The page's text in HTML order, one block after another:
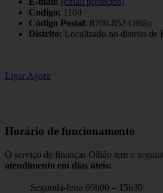
Codigo: 1104
Código Postal: 8700-852 Olhão
Distrito: Localizado no distrito de
Ligar Agora
Horário de funcionamento
O serviço de finanças Olhão tem o
atendimento em dias úteis:
Segunda-feira 09h00 – 15h30